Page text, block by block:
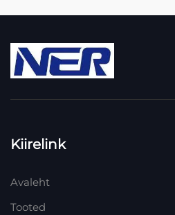
Kiirelink
Avaleht
Tooted